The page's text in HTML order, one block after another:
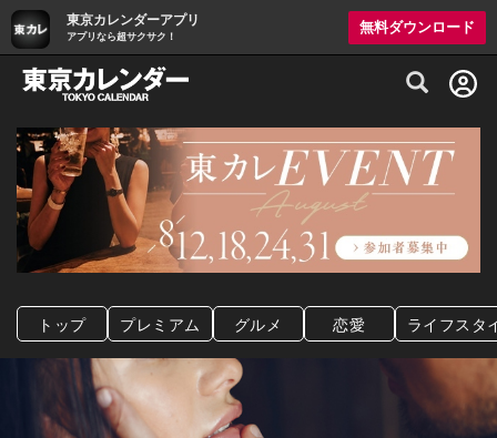
東京カレンダーアプリ
アプリなら超サクサク！
無料ダウンロード
グルメ情報・プレミアムレストラン予約
トップ プレミアム グルメ 恋愛 ライフスタ